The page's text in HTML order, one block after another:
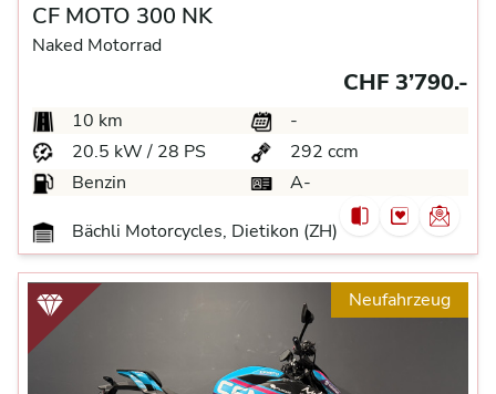
CF MOTO 300 NK
Naked Motorrad
CHF 3’790.-
10 km
-
20.5 kW / 28 PS
292 ccm
Benzin
A-
Bächli Motorcycles, Dietikon (ZH)
Neufahrzeug